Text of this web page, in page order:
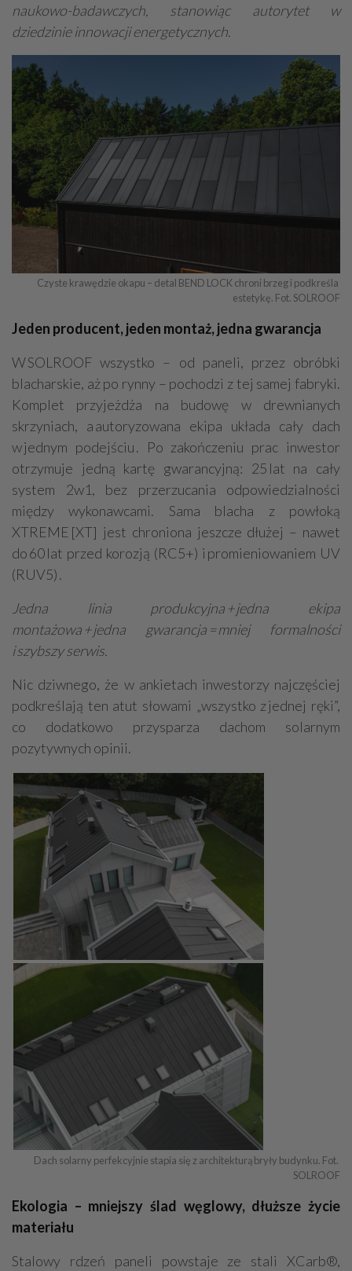
naukowo-badawczych, stanowiąc autorytet w
dziedzinie innowacji energetycznych.
Czyste krawędzie okapu – detal BEND LOCK chroni brzeg i podkreśla
estetykę. Fot. SOLROOF
Jeden producent, jeden montaż, jedna gwarancja
W SOLROOF wszystko – od paneli, przez obróbki
blacharskie, aż po rynny – pochodzi z tej samej fabryki.
Komplet przyjeżdża na budowę w drewnianych
skrzyniach, a autoryzowana ekipa układa cały dach
w jednym podejściu . Po zakończeniu prac inwestor
otrzymuje jedną kartę gwarancyjną: 25 lat na cały
system 2w1, bez przerzucania odpowiedzialności
między wykonawcami. Sama blacha z powłoką
XTREME [XT] jest chroniona jeszcze dłużej – nawet
do 60 lat przed korozją (RC5+) i promieniowaniem UV
(RUV5) .
Jedna linia produkcyjna + jedna ekipa
montażowa + jedna gwarancja = mniej formalności
i szybszy serwis.
Nic dziwnego, że w ankietach inwestorzy najczęściej
podkreślają ten atut słowami „wszystko z jednej ręki”,
co dodatkowo przysparza dachom solarnym
pozytywnych opinii.
Dach solarny perfekcyjnie stapia się z architekturą bryły budynku. Fot.
SOLROOF
Ekologia – mniejszy ślad węglowy, dłuższe życie
materiału
Stalowy rdzeń paneli powstaje ze stali XCarb®,